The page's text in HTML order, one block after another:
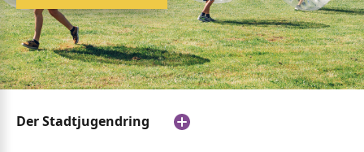
Der Stadtjugendring